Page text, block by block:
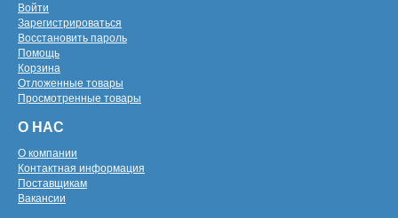
Войти
Зарегистрироваться
Восстановить пароль
Помощь
Корзина
Отложенные товары
Просмотренные товары
О НАС
О компании
Контактная информация
Поставщикам
Вакансии